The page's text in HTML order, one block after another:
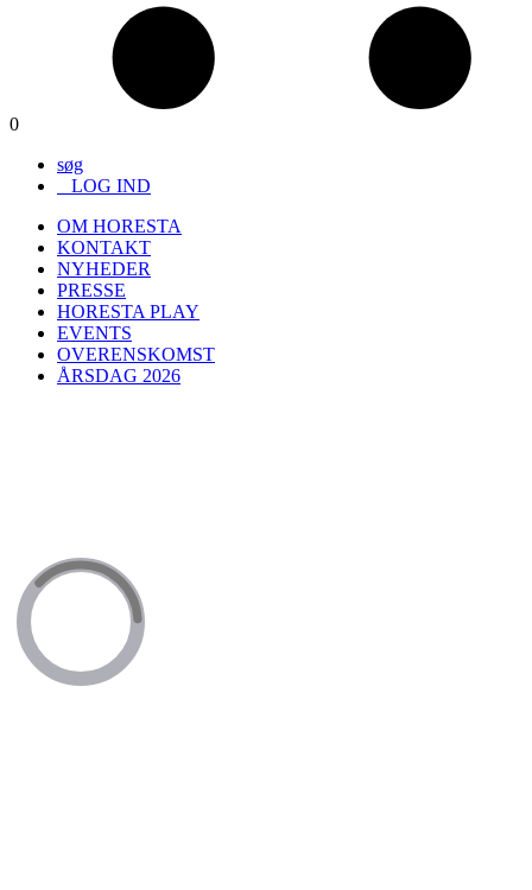
0
søg
LOG IND
OM HORESTA
KONTAKT
NYHEDER
PRESSE
HORESTA PLAY
EVENTS
OVERENSKOMST
ÅRSDAG 2026